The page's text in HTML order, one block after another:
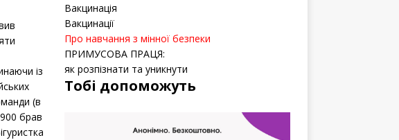
із
(в
брав
Вакцинація
Вакцинації
Про навчання з мінної безпеки
ПРИМУСОВА ПРАЦЯ:
як розпізнати та уникнути
Тобі допоможуть